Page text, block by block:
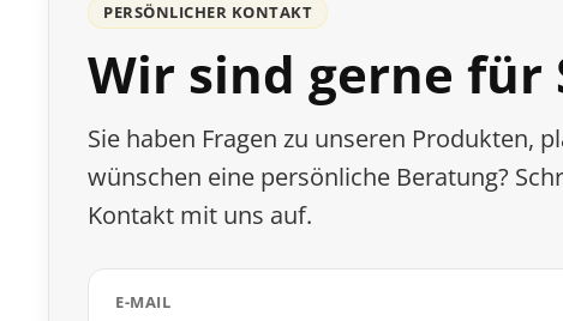
PERSÖNLICHER KONTAKT
Wir sind gerne für
Sie haben Fragen zu unseren Produkten,
wünschen eine persönliche Beratung?
Kontakt mit uns auf.
E-MAIL